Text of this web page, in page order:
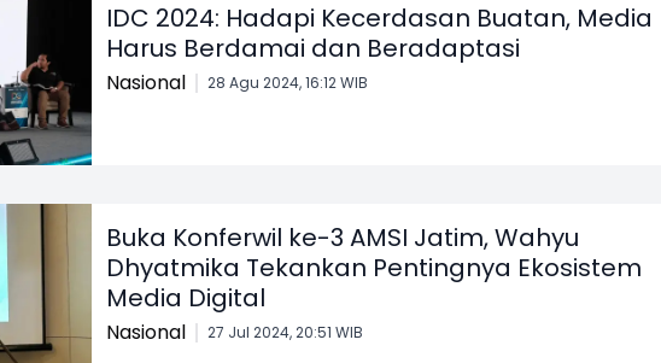
IDC 2024: Hadapi Kecerdasan Buatan, Media
Harus Berdamai dan Beradaptasi
Nasional 28 Agu 2024, 16:12 WIB
Buka Konferwil ke-3 AMSI Jatim, Wahyu
Dhyatmika Tekankan Pentingnya Ekosistem
Media Digital
Nasional 27 Jul 2024, 20:51 WIB